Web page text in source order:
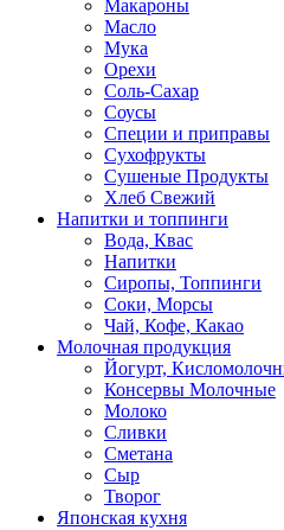
Макароны
Масло
Мука
Орехи
Соль-Сахар
Соусы
Специи и приправы
Сухофрукты
Сушеные Продукты
Хлеб Свежий
Напитки и топпинги
Вода, Квас
Напитки
Сиропы, Топпинги
Соки, Морсы
Чай, Кофе, Какао
Молочная продукция
Йогурт,
Консервы Молочные
Молоко
Сливки
Сметана
Сыр
Творог
Японская кухня